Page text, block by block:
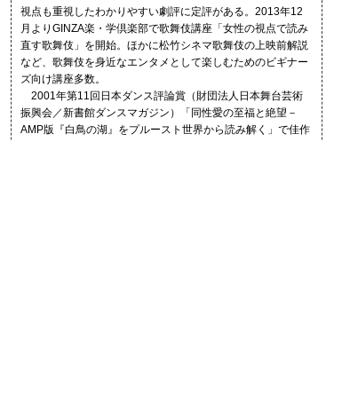
視点も重視したわかりやすい劇評に定評がある。2013年12
月よりGINZA楽・学倶楽部で歌舞伎講座「女性の視点で読み
直す歌舞伎」を開始。ほかに松竹シネマ歌舞伎の上映前解説
など、歌舞伎を身近なエンタメとして楽しむためのビギナー
ズ向け講座多数。
2001年第11回日本ダンス評論賞（財団法人日本舞台芸術
振興会／新書館ダンスマガジン）「同性愛の至福と絶望－
AMP版『白鳥の湖』をプルースト世界から読み解く」で佳作